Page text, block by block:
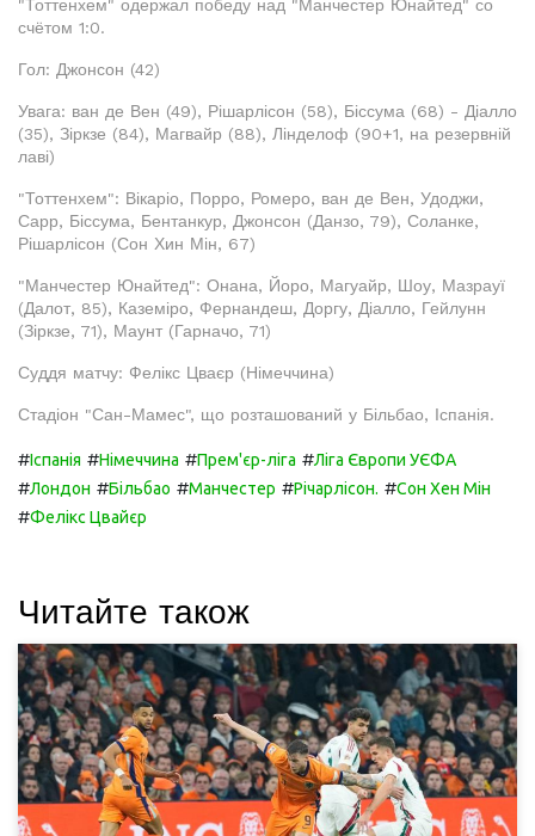
"Тоттенхем" одержал победу над "Манчестер Юнайтед" со
счётом 1:0.
Гол: Джонсон (42)
Увага: ван де Вен (49), Рішарлісон (58), Біссума (68) - Діалло
(35), Зіркзе (84), Магвайр (88), Лінделоф (90+1, на резервній
лаві)
"Тоттенхем": Вікаріо, Порро, Ромеро, ван де Вен, Удоджи,
Сарр, Біссума, Бентанкур, Джонсон (Данзо, 79), Соланке,
Рішарлісон (Сон Хин Мін, 67)
"Манчестер Юнайтед": Онана, Йоро, Магуайр, Шоу, Мазрауї
(Далот, 85), Каземіро, Фернандеш, Доргу, Діалло, Гейлунн
(Зіркзе, 71), Маунт (Гарначо, 71)
Суддя матчу: Фелікс Цваєр (Німеччина)
Стадіон "Сан-Мамес", що розташований у Більбао, Іспанія.
#Іспанія #Німеччина #Прем'єр-ліга #Ліга Європи УЄФА
#Лондон #Більбао #Манчестер #Річарлісон. #Сон Хен Мін
#Фелікс Цвайєр
Читайте також